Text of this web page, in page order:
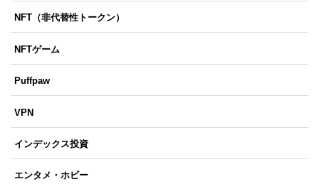
NFT（非代替性トークン）
NFTゲーム
Puffpaw
VPN
インデックス投資
エンタメ・ホビー